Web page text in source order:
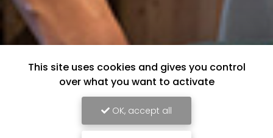
This site uses cookies and gives you control
over what you want to activate
OK, accept all